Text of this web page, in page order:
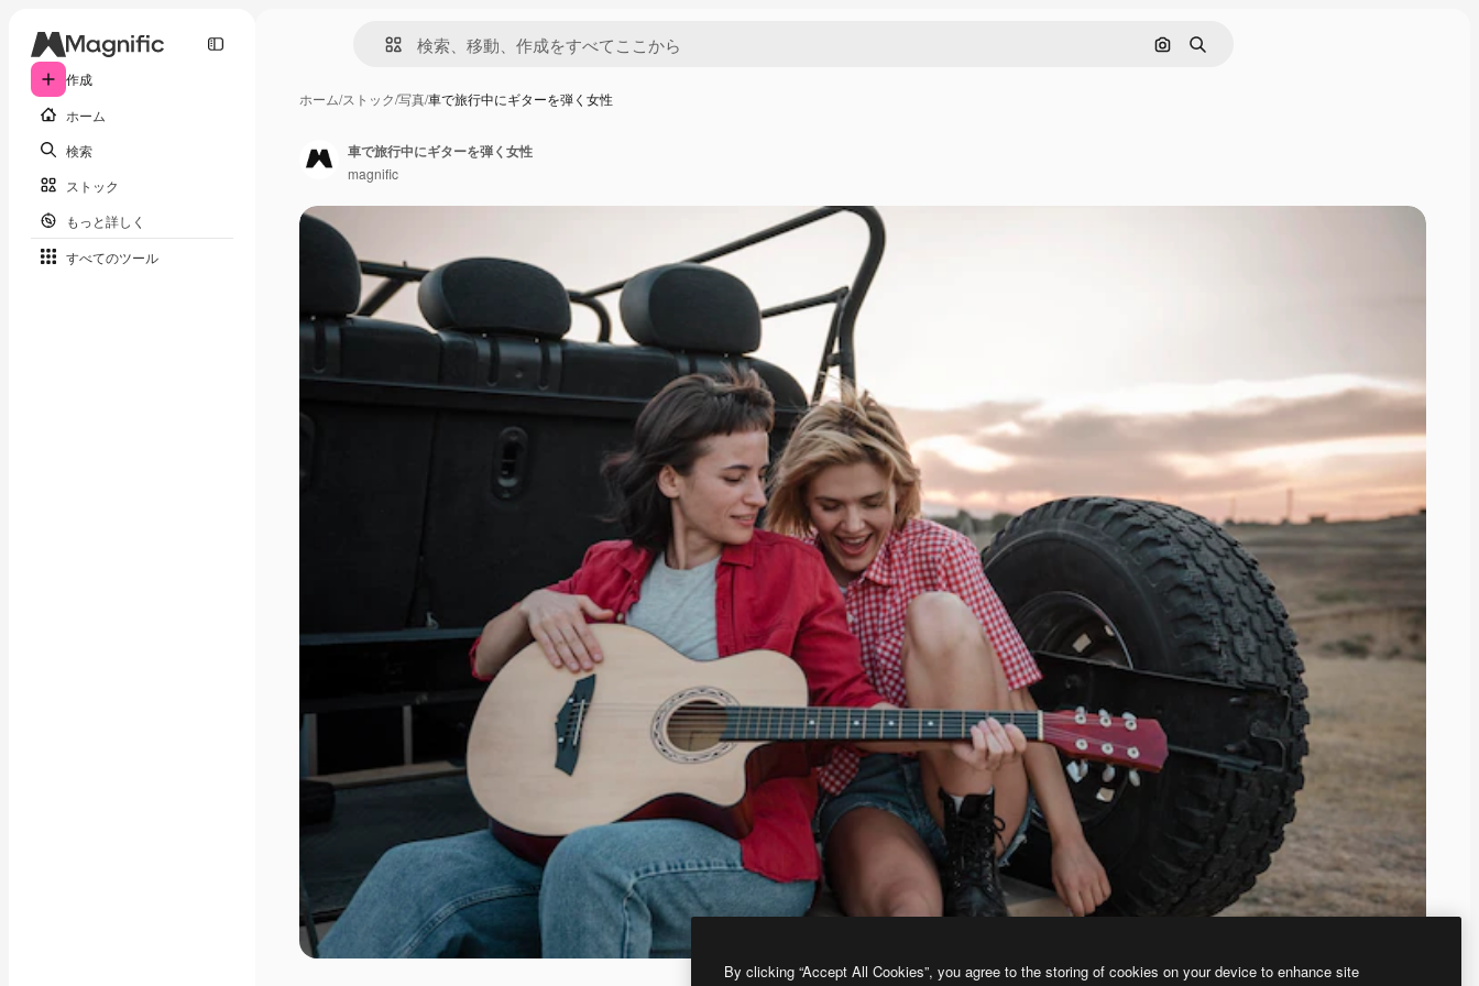
作成
ホーム
検索
ストック
もっと詳しく
すべてのツール
画像で検索
検索
ホーム/ストック/写真/車で旅行中にギターを弾く女性
車で旅行中にギターを弾く女性
magnific
By clicking “Accept All Cookies”, you agree to the storing of cookies on your device to enhance site